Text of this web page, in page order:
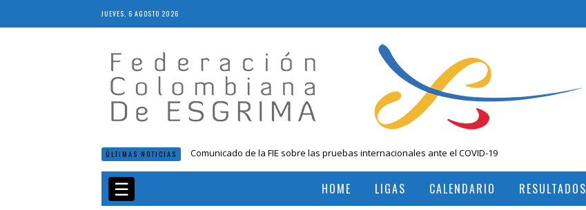
JUEVES, 6 AGOSTO 2026
ÚLTIMAS NOTICIAS
Comunicado de la FIE sobre las pruebas internacionales ante el COVID-19
Epee Grand Prix 2023 – Cali, Colombia
HOME LIGAS CALENDARIO RESULTADOS
☰